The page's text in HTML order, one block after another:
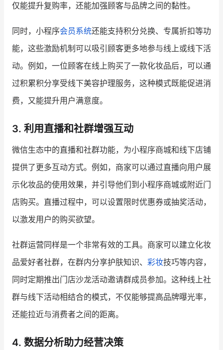
仅能提升复购率，还能加强顾客与品牌之间的黏性。
同时，小程序会员系统还能支持积分兑换、专属折扣等功
能，这些激励机制可以吸引顾客更多地参与线上或线下活
动。例如，一位顾客在线上购买了一款化妆品后，可以通
过积累积分享受线下美容护理服务，这种模式既能促进消
费，又能提升用户满意度。
3. 利用直播和社群增强互动
微信生态中的直播和社群功能，为小程序商城和线下店铺
提供了更多互动方式。例如，商家可以通过直播向用户展
示化妆品的使用效果，并引导他们到小程序商城或附近门
店购买。直播过程中，可以设置限时优惠券或抽奖活动，
以激发用户的购买欲望。
社群运营同样是一个非常有效的工具。商家可以建立化妆
品爱好者社群，在群内分享护肤知识、 彩妆技巧等内容，
同时定期推出门店沙龙活动邀请群成员参加。这种线上社
群与线下活动相结合的模式，不仅能够提高品牌曝光率，
还能拉近与消费者之间的距离。
4. 数据分析助力经营决策